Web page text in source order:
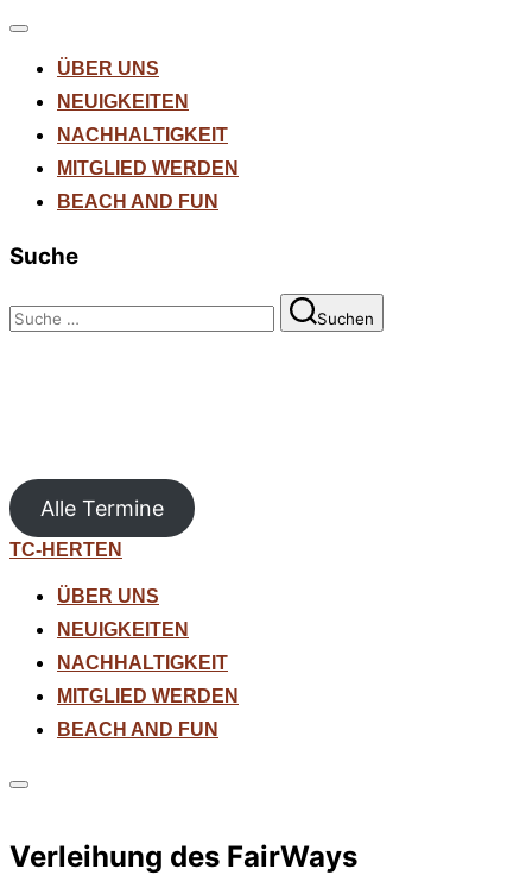
Navigation
umschalten
ÜBER UNS
NEUIGKEITEN
NACHHALTIGKEIT
MITGLIED WERDEN
BEACH AND FUN
Suche
Suchen
nach:
Suchen
Alle Termine
Zum
springen
TC-HERTEN
ÜBER UNS
NEUIGKEITEN
NACHHALTIGKEIT
MITGLIED WERDEN
BEACH AND FUN
Seitenleiste
umschalten
Verleihung des FairWays